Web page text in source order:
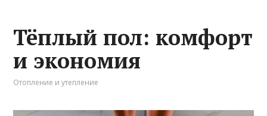
Тёплый пол: комфорт
и экономия
Отопление и утепление